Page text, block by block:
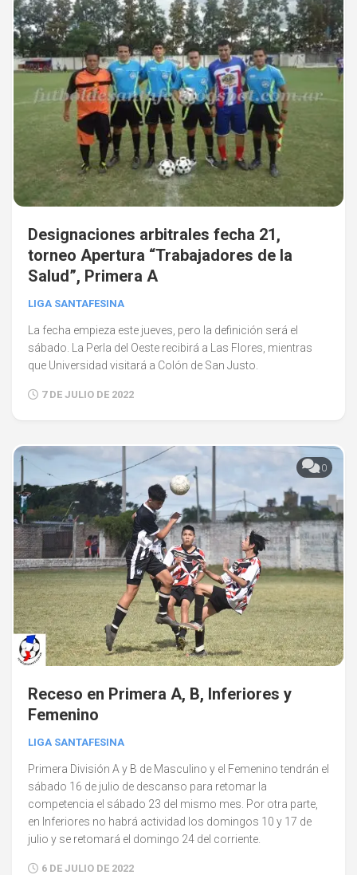
Designaciones arbitrales fecha 21,
torneo Apertura “Trabajadores de la
Salud”, Primera A
LIGA SANTAFESINA
La fecha empieza este jueves, pero la definición será el
sábado. La Perla del Oeste recibirá a Las Flores, mientras
que Universidad visitará a Colón de San Justo.
7 DE JULIO DE 2022
0
Receso en Primera A, B, Inferiores y
Femenino
LIGA SANTAFESINA
Primera División A y B de Masculino y el Femenino tendrán el
sábado 16 de julio de descanso para retomar la
competencia el sábado 23 del mismo mes. Por otra parte,
en Inferiores no habrá actividad los domingos 10 y 17 de
julio y se retomará el domingo 24 del corriente.
6 DE JULIO DE 2022